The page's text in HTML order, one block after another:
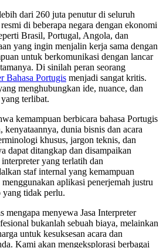
dari 260 juta penutur di seluruh
di beberapa negara dengan ekonomi
Brasil, Portugal, Angola, dan
yang ingin menjalin kerja sama dengan
untuk berkomunikasi dengan lancar
Di sinilah peran seorang
Bahasa Portugis menjadi sangat kritis.
menghubungkan ide, nuance, dan
terlibat.
kemampuan berbicara bahasa Portugis
kenyataannya, dunia bisnis dan acara
khusus, jargon teknis, dan
dapat ditangkap dan disampaikan
yang terlatih dan
staf internal yang kemampuan
menggunakan aplikasi penerjemah justru
tidak perlu.
mengapa menyewa Jasa Interpreter
bukanlah sebuah biaya, melainkan
untuk kesuksesan acara dan
Kami akan mengeksplorasi berbagai